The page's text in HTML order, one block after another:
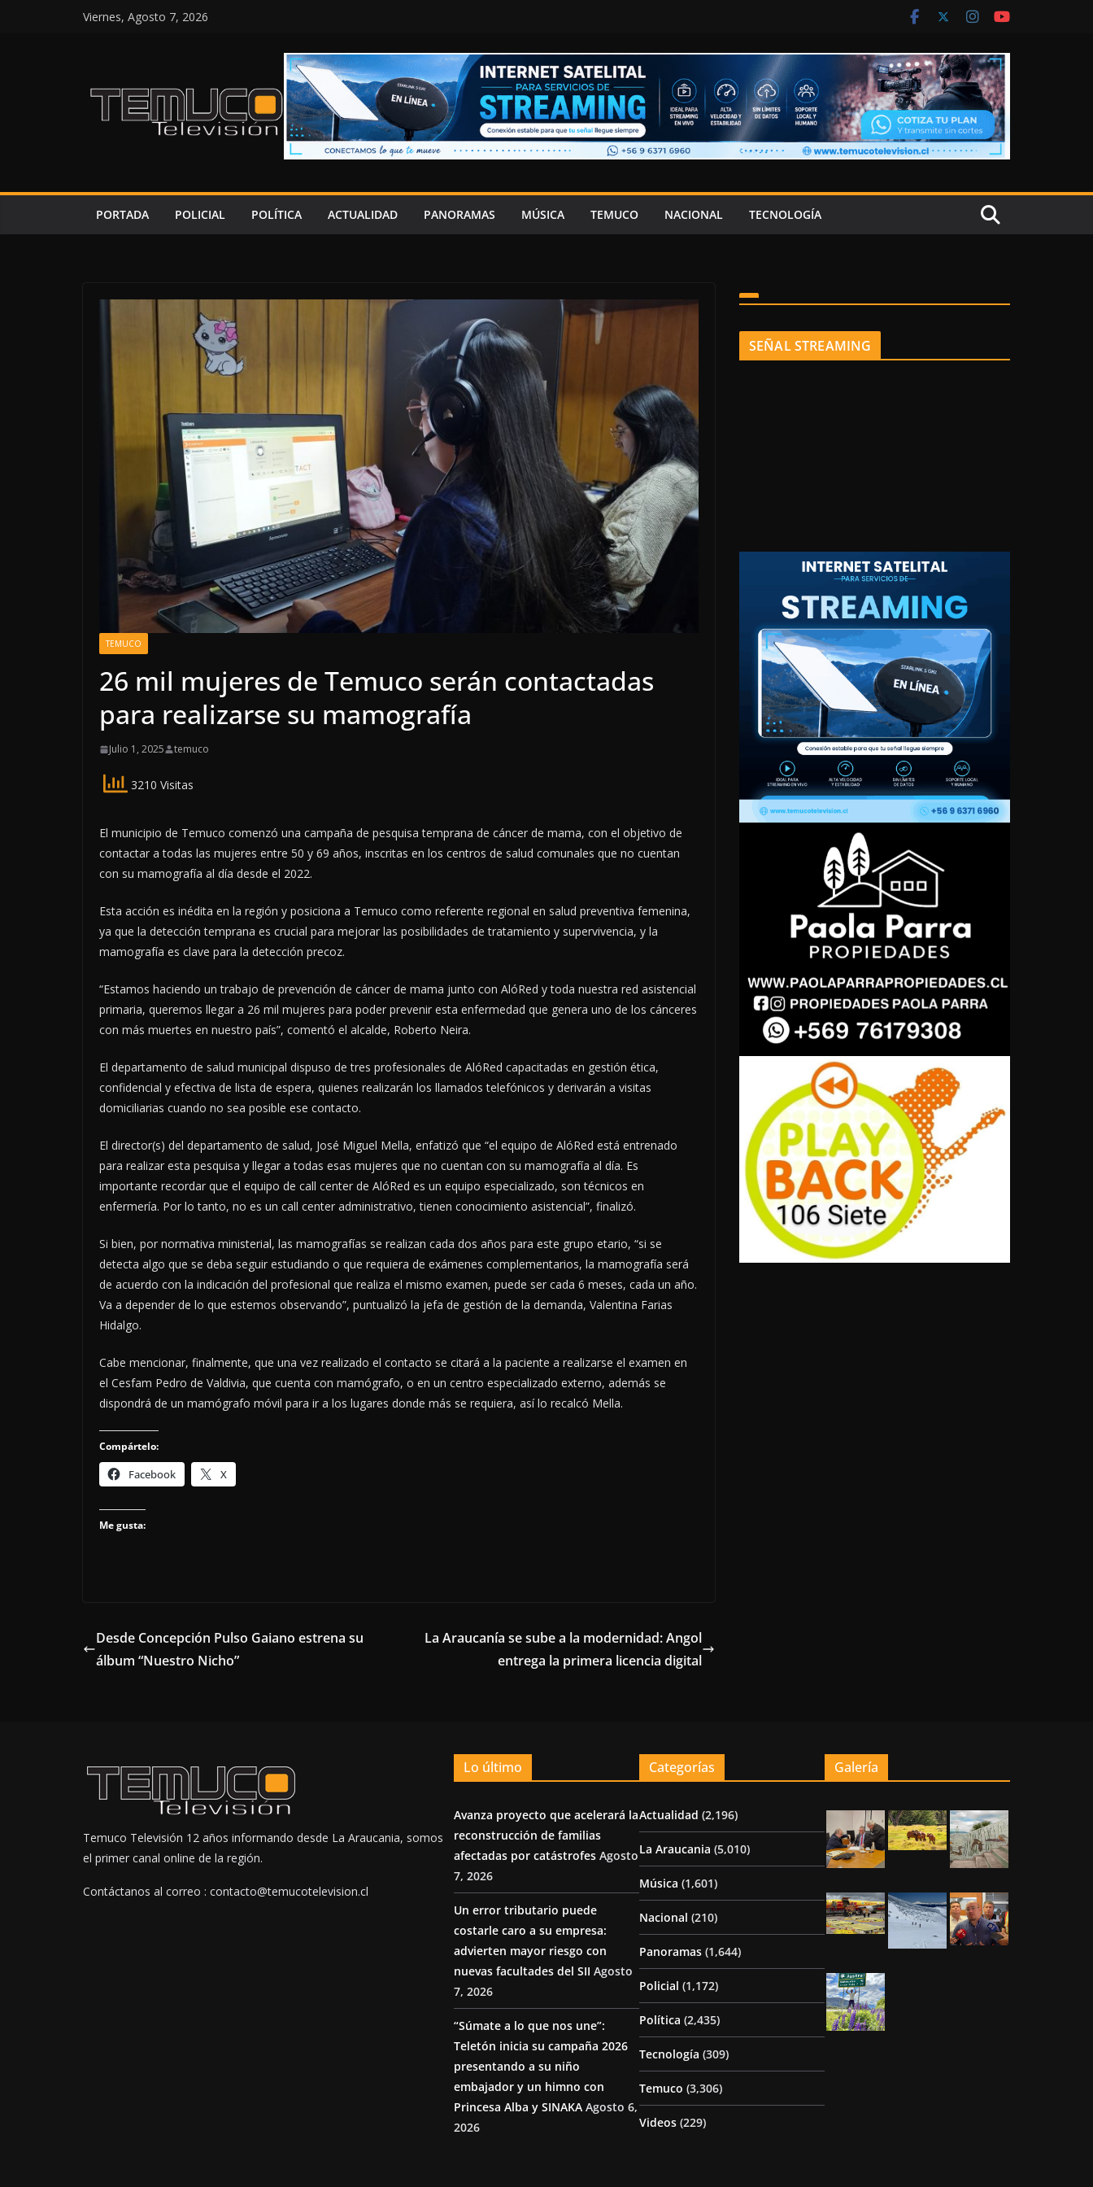
Viernes, Agosto 7, 2026
PORTADA POLICIAL POLÍTICA ACTUALIDAD PANORAMAS MÚSICA TEMUCO NACIONAL TECNOLOGÍA
TEMUCO
26 mil mujeres de Temuco serán contactadas
para realizarse su mamografía
Julio 1, 2025 temuco
3210 Visitas
El municipio de Temuco comenzó una campaña de pesquisa temprana de cáncer de mama, con el objetivo de
contactar a todas las mujeres entre 50 y 69 años, inscritas en los centros de salud comunales que no cuentan
con su mamografía al día desde el 2022.
Esta acción es inédita en la región y posiciona a Temuco como referente regional en salud preventiva femenina,
ya que la detección temprana es crucial para mejorar las posibilidades de tratamiento y supervivencia, y la
mamografía es clave para la detección precoz.
“Estamos haciendo un trabajo de prevención de cáncer de mama junto con AlóRed y toda nuestra red asistencial
primaria, queremos llegar a 26 mil mujeres para poder prevenir esta enfermedad que genera uno de los cánceres
con más muertes en nuestro país”, comentó el alcalde, Roberto Neira.
El departamento de salud municipal dispuso de tres profesionales de AlóRed capacitadas en gestión ética,
confidencial y efectiva de lista de espera, quienes realizarán los llamados telefónicos y derivarán a visitas
domiciliarias cuando no sea posible ese contacto.
El director(s) del departamento de salud, José Miguel Mella, enfatizó que “el equipo de AlóRed está entrenado
para realizar esta pesquisa y llegar a todas esas mujeres que no cuentan con su mamografía al día. Es
importante recordar que el equipo de call center de AlóRed es un equipo especializado, son técnicos en
enfermería. Por lo tanto, no es un call center administrativo, tienen conocimiento asistencial”, finalizó.
Si bien, por normativa ministerial, las mamografías se realizan cada dos años para este grupo etario, “si se
detecta algo que se deba seguir estudiando o que requiera de exámenes complementarios, la mamografía será
de acuerdo con la indicación del profesional que realiza el mismo examen, puede ser cada 6 meses, cada un año.
Va a depender de lo que estemos observando”, puntualizó la jefa de gestión de la demanda, Valentina Farias
Hidalgo.
Cabe mencionar, finalmente, que una vez realizado el contacto se citará a la paciente a realizarse el examen en
el Cesfam Pedro de Valdivia, que cuenta con mamógrafo, o en un centro especializado externo, además se
dispondrá de un mamógrafo móvil para ir a los lugares donde más se requiera, así lo recalcó Mella.
Compártelo:
Facebook X
Me gusta:
Desde Concepción Pulso Gaiano estrena su
álbum “Nuestro Nicho”
La Araucanía se sube a la modernidad: Angol
entrega la primera licencia digital
SEÑAL STREAMING
Temuco Televisión 12 años informando desde La Araucania, somos
el primer canal online de la región.
Contáctanos al correo : contacto@temucotelevision.cl
Lo último
Avanza proyecto que acelerará la
reconstrucción de familias
afectadas por catástrofes Agosto
7, 2026
Un error tributario puede
costarle caro a su empresa:
advierten mayor riesgo con
nuevas facultades del SII Agosto
7, 2026
“Súmate a lo que nos une”:
Teletón inicia su campaña 2026
presentando a su niño
embajador y un himno con
Princesa Alba y SINAKA Agosto 6,
2026
Categorías
Actualidad (2,196)
La Araucania (5,010)
Música (1,601)
Nacional (210)
Panoramas (1,644)
Policial (1,172)
Política (2,435)
Tecnología (309)
Temuco (3,306)
Videos (229)
Galería